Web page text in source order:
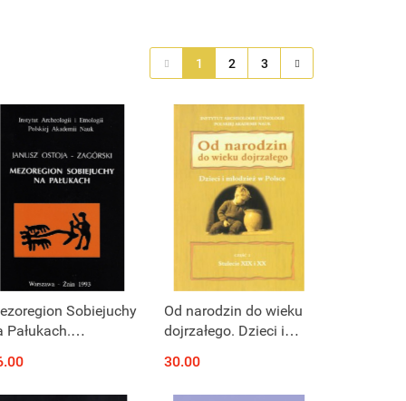
1 2 3
Sobiejuchy
Pałukach.
w
Od narodzin do wieku
dojrzałego. Dzieci i
Część 2 Stulecia XIX i
XX
30.00